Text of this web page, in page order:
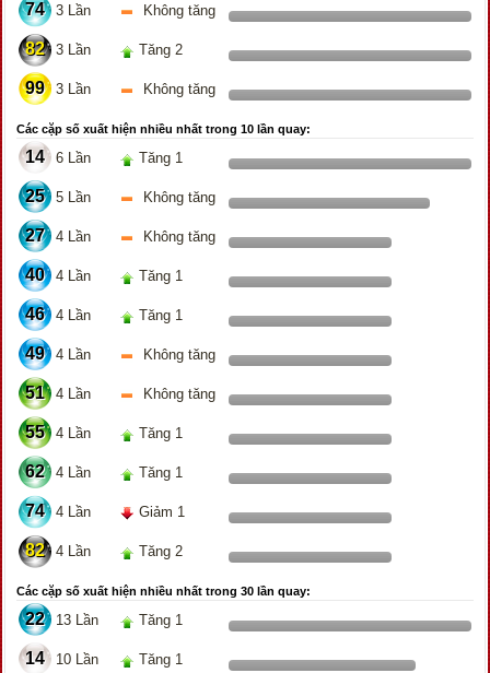
74 3 Lần Không tăng
82 3 Lần Tăng 2
99 3 Lần Không tăng
Các cặp số xuất hiện nhiều nhất trong 10 lần quay:
14 6 Lần Tăng 1
25 5 Lần Không tăng
27 4 Lần Không tăng
40 4 Lần Tăng 1
46 4 Lần Tăng 1
49 4 Lần Không tăng
51 4 Lần Không tăng
55 4 Lần Tăng 1
62 4 Lần Tăng 1
74 4 Lần Giảm 1
82 4 Lần Tăng 2
Các cặp số xuất hiện nhiều nhất trong 30 lần quay:
22 13 Lần Tăng 1
14 10 Lần Tăng 1